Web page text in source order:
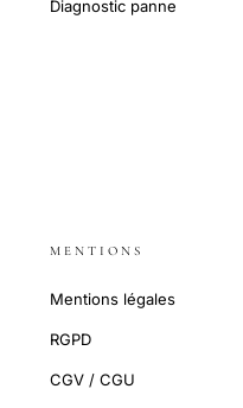
Diagnostic panne
MENTIONS
Mentions légales
RGPD
CGV / CGU